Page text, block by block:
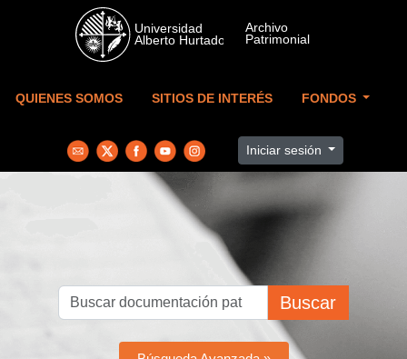
Skip to main content
QUIENES SOMOS SITIOS DE INTERÉS FONDOS
Iniciar sesión
Buscar